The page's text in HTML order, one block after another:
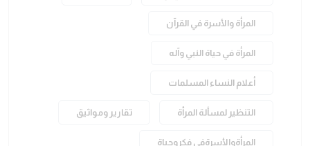
المرأة والأسرة في القرآن
المرأة في حياة النبي وآله
أعلام النساء المسلمات
التنظير لمسألة المرأة تقارير ومواثيق
المرأةوالأسرةفي فكروحياة